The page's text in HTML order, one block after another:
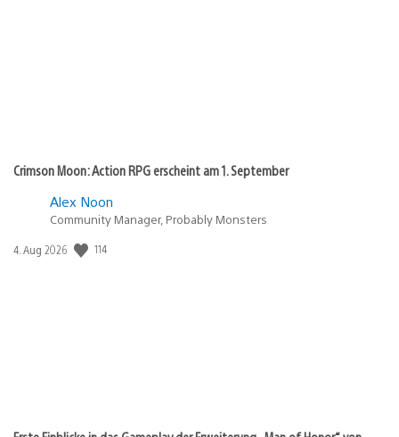
Crimson Moon: Action RPG erscheint am 1. September
Alex Noon
Community Manager, Probably Monsters
Veröffentlichungsdatum:
4. Aug 2026 114